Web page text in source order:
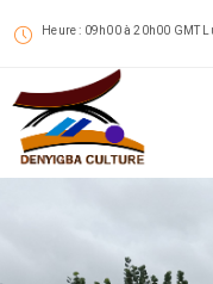
Heure : 09h00 à 20h00 GMT